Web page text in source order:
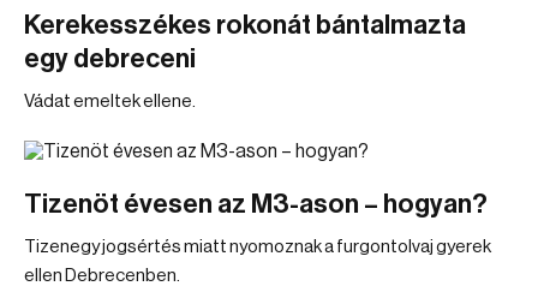
Kerekesszékes rokonát bántalmazta
egy debreceni
Vádat emeltek ellene.
Tizenöt évesen az M3-ason – hogyan?
Tizenegy jogsértés miatt nyomoznak a furgontolvaj gyerek
ellen Debrecenben.